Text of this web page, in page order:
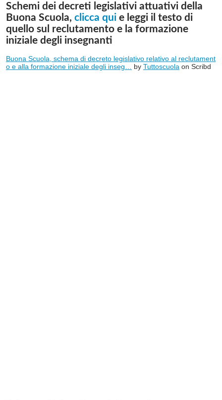
Schemi dei decreti legislativi attuativi della
Buona Scuola, clicca qui e leggi il testo di
quello sul reclutamento e la formazione
iniziale degli insegnanti
Buona Scuola, schema di decreto legislativo relativo al reclutament
o e alla formazione iniziale degli inseg…
by Tuttoscuola on Scribd